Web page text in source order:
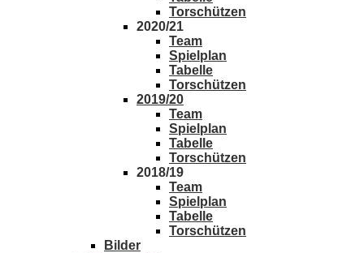
Torschützen
2020/21
Team
Spielplan
Tabelle
Torschützen
2019/20
Team
Spielplan
Tabelle
Torschützen
2018/19
Team
Spielplan
Tabelle
Torschützen
Bilder